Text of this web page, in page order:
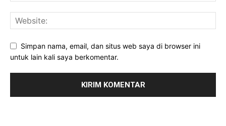
Simpan nama, email, dan situs web saya di browser ini
untuk lain kali saya berkomentar.